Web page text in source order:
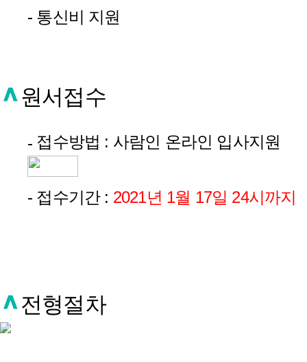
- 통신비 지원
원서접수
- 접수방법 : 사람인 온라인 입사지원
- 접수기간 : 2021년 1월 17일 24시까지
전형절차